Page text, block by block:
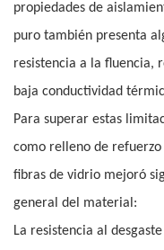
propiedades de
puro también presenta
resistencia a la fluencia,
baja conductividad
Para superar estas
como relleno de refuerzo
fibras de vidrio mejoró
general del material:
La resistencia al